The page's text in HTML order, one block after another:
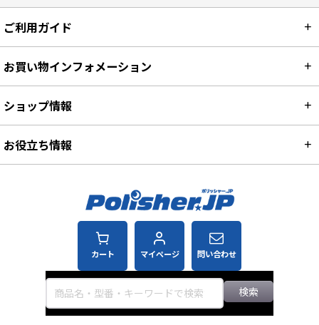
カート マイページ 問い合わせ
検索
ご利用ガイド
お買い物インフォメーション
ショップ情報
お役立ち情報